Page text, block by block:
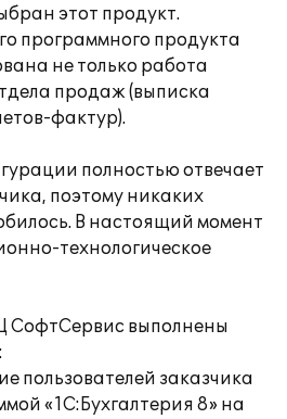
этот продукт.
программного продукта
не только работа
продаж (выписка
фактур).
полностью отвечает
поэтому никаких
В настоящий момент
технологическое
СофтСервис выполнены
пользователей заказчика
«1С:Бухгалтерия 8» на